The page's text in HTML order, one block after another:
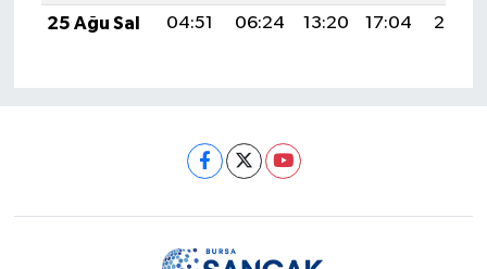
25 Ağu Sal
04:51 06:24 13:20 17:04 20:05